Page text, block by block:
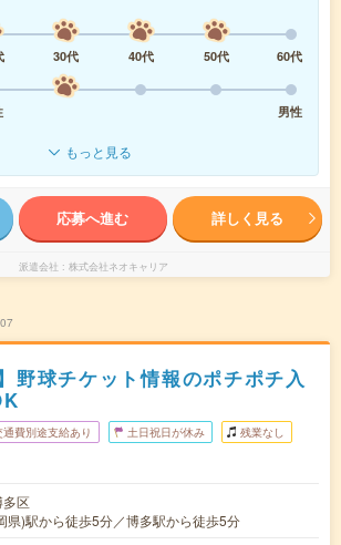
30代 40代 50代
60代
男性
もっと見る
応募へ進む 詳しく見る
派遣会社 株式会社ネオキャリア
野球チケット情報のポチポチ入
通費別途支給あり 土日祝日が休み 残業なし
多区
県)駅から徒歩5分／博多駅から徒歩5分